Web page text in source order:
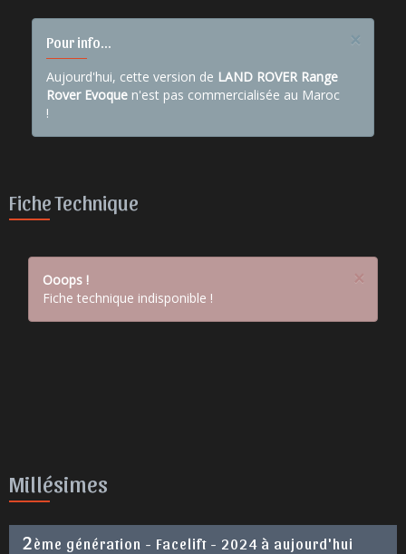
×
Pour info...
Aujourd'hui, cette version de LAND ROVER Range
Rover Evoque n'est pas commercialisée au Maroc
!
Fiche Technique
×
Ooops !
Fiche technique indisponible !
Millésimes
2ème génération - Facelift - 2024 à aujourd'hui